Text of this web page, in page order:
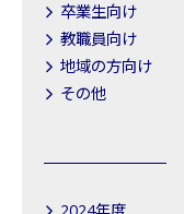
卒業生向け
教職員向け
地域の方向け
その他